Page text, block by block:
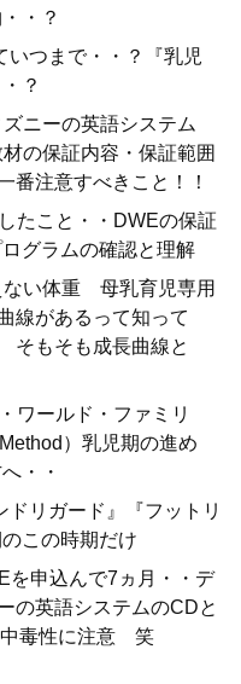
・？
いつまで・・？『乳児
？
ズニーの英語システム
の保証内容・保証範囲
番注意すべきこと！！
たこと・・DWEの保証
グラムの確認と理解
ない体重 母乳育児専用
線があるって知って
そもそも成長曲線と
ワールド・ファミリ
）乳児期の進め
・・
ドリガード』『フットリ
この時期だけ
を申込んで7ヵ月・・デ
の英語システムのCDと
毒性に注意 笑